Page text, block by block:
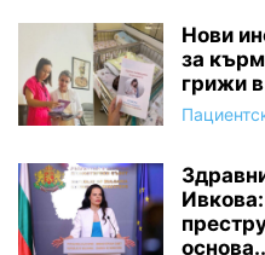
Нови
за
грижи